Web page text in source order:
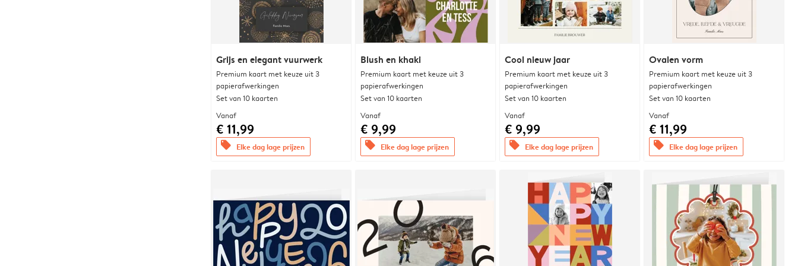
Grijs en elegant vuurwerk
Premium kaart met keuze uit 3
papierafwerkingen
Set van 10 kaarten
Vanaf
€ 11,99
offers Elke dag lage prijzen
Blush en khaki
Premium kaart met keuze uit 3
papierafwerkingen
Set van 10 kaarten
Vanaf
€ 9,99
offers Elke dag lage prijzen
Cool nieuw jaar
Premium kaart met keuze uit 3
papierafwerkingen
Set van 10 kaarten
Vanaf
€ 9,99
offers Elke dag lage prijzen
Ovalen vorm
Premium kaart met keuze uit 3
papierafwerkingen
Set van 10 kaarten
Vanaf
€ 11,99
offers Elke dag lage prijzen